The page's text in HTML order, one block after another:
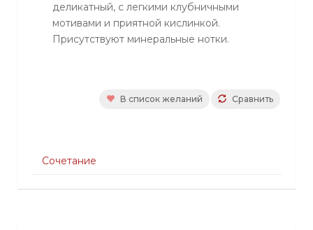
деликатный, с легкими клубничными
мотивами и приятной кислинкой.
Присутствуют минеральные нотки.
Сравнить
В список желаний
Сочетание